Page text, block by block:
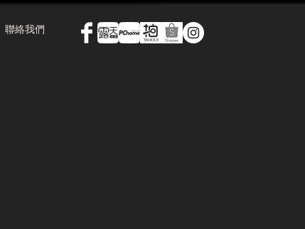
聯絡我們